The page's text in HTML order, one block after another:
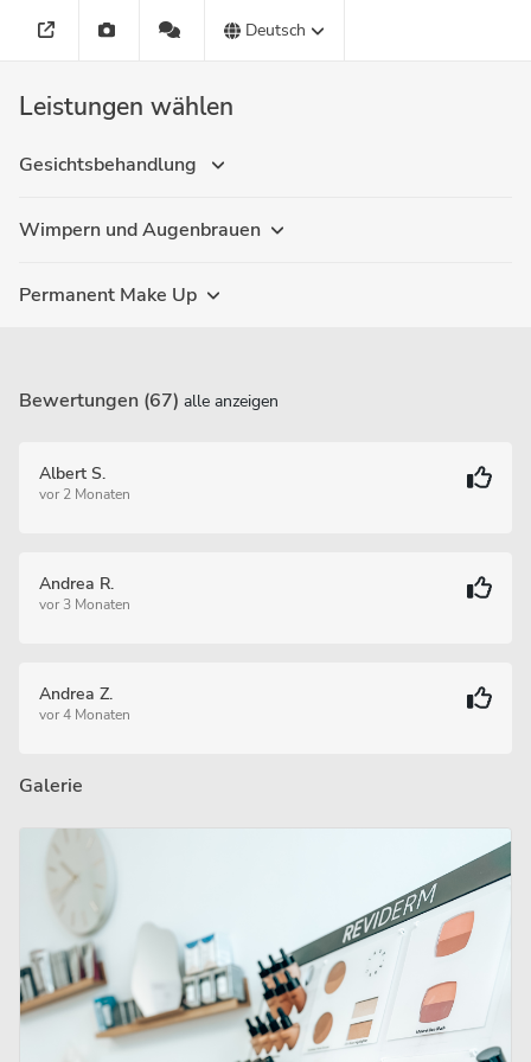
Deutsch
Leistungen wählen
Gesichtsbehandlung
Wimpern und Augenbrauen
Permanent Make Up
Bewertungen (67) alle anzeigen
Albert S.
vor 2 Monaten
Andrea R.
vor 3 Monaten
Andrea Z.
vor 4 Monaten
Galerie